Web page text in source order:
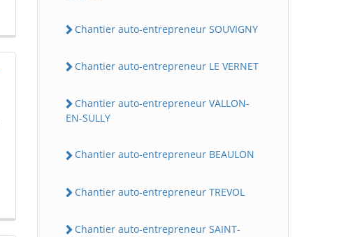
Chantier auto-entrepreneur SOUVIGNY
Chantier auto-entrepreneur LE VERNET
Chantier auto-entrepreneur VALLON-
EN-SULLY
Chantier auto-entrepreneur BEAULON
Chantier auto-entrepreneur TREVOL
Chantier auto-entrepreneur SAINT-